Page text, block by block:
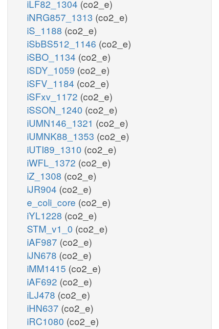
iLF82_1304 (co2_e)
iNRG857_1313 (co2_e)
iS_1188 (co2_e)
iSbBS512_1146 (co2_e)
iSBO_1134 (co2_e)
iSDY_1059 (co2_e)
iSFV_1184 (co2_e)
iSFxv_1172 (co2_e)
iSSON_1240 (co2_e)
iUMN146_1321 (co2_e)
iUMNK88_1353 (co2_e)
iUTI89_1310 (co2_e)
iWFL_1372 (co2_e)
iZ_1308 (co2_e)
iJR904 (co2_e)
e_coli_core (co2_e)
iYL1228 (co2_e)
STM_v1_0 (co2_e)
iAF987 (co2_e)
iJN678 (co2_e)
iMM1415 (co2_e)
iAF692 (co2_e)
iLJ478 (co2_e)
iHN637 (co2_e)
iRC1080 (co2_e)